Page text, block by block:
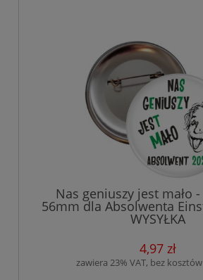
Nas geniuszy jest mało
56mm dla Absolwenta
WYSYŁKA
4,97 zł
zawiera 23% VAT, bez